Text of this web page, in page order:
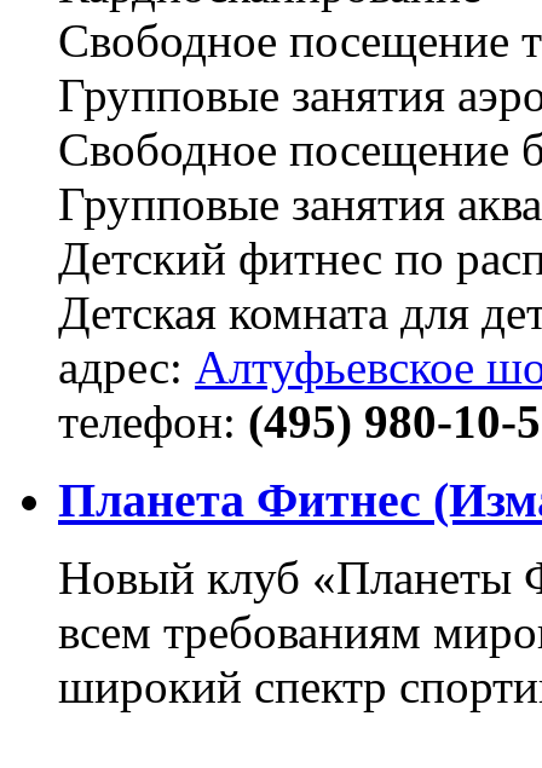
Свободное посещение
Групповые занятия
Свободное посещение
Групповые занятия
Детский фитнес по
Детская комната для
адрес: Алтуфьевское
телефон: (495) 980-10-
Планета Фитнес
Новый клуб «Планеты
всем требованиям
широкий спектр